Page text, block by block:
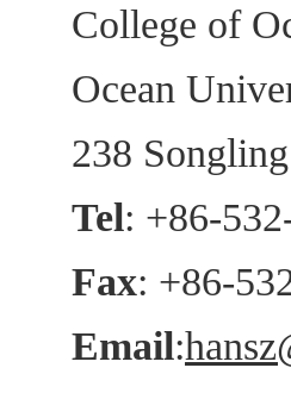
College of
Ocean
238
Tel: +86-
Fax: +86-
Email: